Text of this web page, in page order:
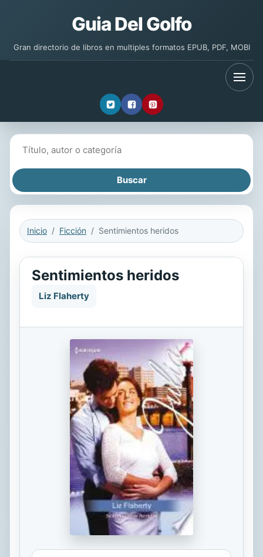
Guia Del Golfo
Gran directorio de libros en multiples formatos EPUB, PDF, MOBI
Inicio Ficción Sentimientos heridos
Sentimientos heridos
Liz Flaherty